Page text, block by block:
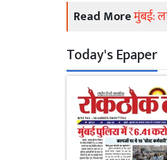
Read Moreमुंबई:
Today's Epaper